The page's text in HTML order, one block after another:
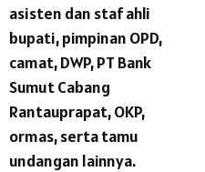
asisten dan staf ahli
bupati, pimpinan OPD,
camat, DWP, PT Bank
Sumut Cabang
Rantauprapat, OKP,
ormas, serta tamu
undangan lainnya.